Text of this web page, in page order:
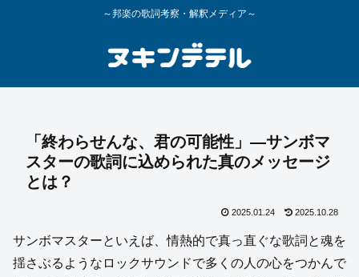
～邦楽の歌詞考察・解釈メディア～
「終わらせんな、君の可能性」―サンボマ
スターの歌詞に込められた真のメッセージ
とは？
2025.01.24 2025.10.28
サンボマスターといえば、情熱的で真っ直ぐな歌詞と魂を
揺さぶるようなロックサウンドで多くの人の心をつかんで